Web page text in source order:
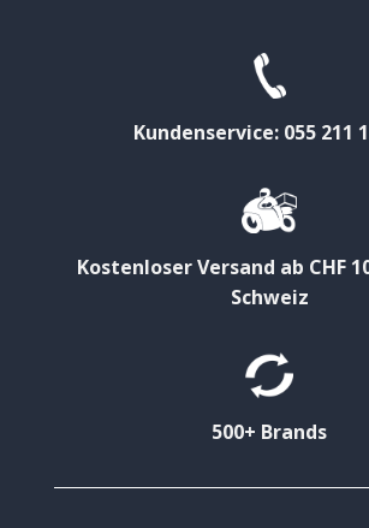
Kundenservice: 055 211
Kostenloser Versand ab CHF
Schweiz
500+ Brands